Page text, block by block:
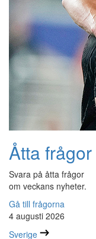
Åtta frågor
Svara på åtta frågor
om veckans nyheter.
Gå till frågorna
4 augusti 2026
Sverige